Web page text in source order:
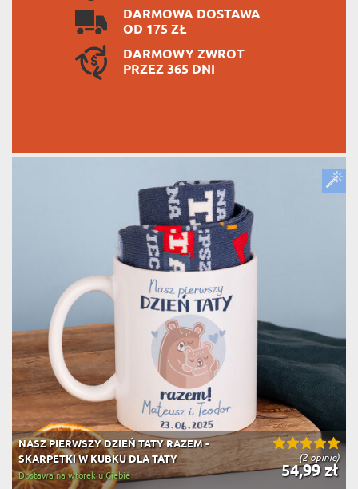
DARMOWA DOSTAWA
OD 175 ZŁ
DARMOWY ZWROT
PRZEZ 365 DNI
(2 opinie)
NASZ PIERWSZY DZIEŃ TATY RAZEM -
SKARPETKI W KUBKU DLA TATY
54,99 zł
Dostawa na wtorek u Ciebie